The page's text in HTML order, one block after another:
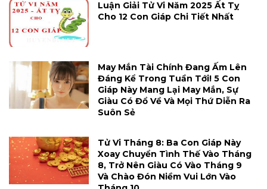
Luận Giải Tử Vi Năm 2025 Ất Tỵ
Cho 12 Con Giáp Chi Tiết Nhất
May Mắn Tài Chính Đang Ấm Lên
Đáng Kể Trong Tuần Tới! 5 Con
Giáp Này Mang Lại May Mắn, Sự
Giàu Có Đổ Về Và Mọi Thứ Diễn Ra
Suôn Sẻ
Tử Vi Tháng 8: Ba Con Giáp Này
Xoay Chuyển Tình Thế Vào Tháng
8, Trở Nên Giàu Có Vào Tháng 9
Và Chào Đón Niềm Vui Lớn Vào